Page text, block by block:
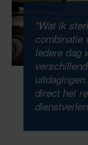
DevOps-
systemen
miljoenen
Bij ons werk
"Wat ik
combinatie
Iedere dag
direct het